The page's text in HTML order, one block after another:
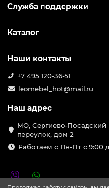
Служба поддержки
Каталог
Наши контакты
+7 495 120-36-51
leomebel_hot@mail.ru
Наш адрес
МО, Сергиево-Посадский
переулок, дом 2
Работаем с Пн-Пт с 9:00